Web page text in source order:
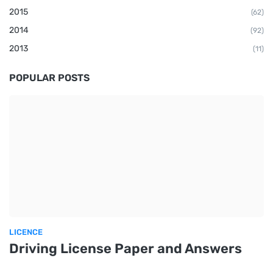
2015 (62)
2014 (92)
2013 (11)
POPULAR POSTS
LICENCE
Driving License Paper and Answers